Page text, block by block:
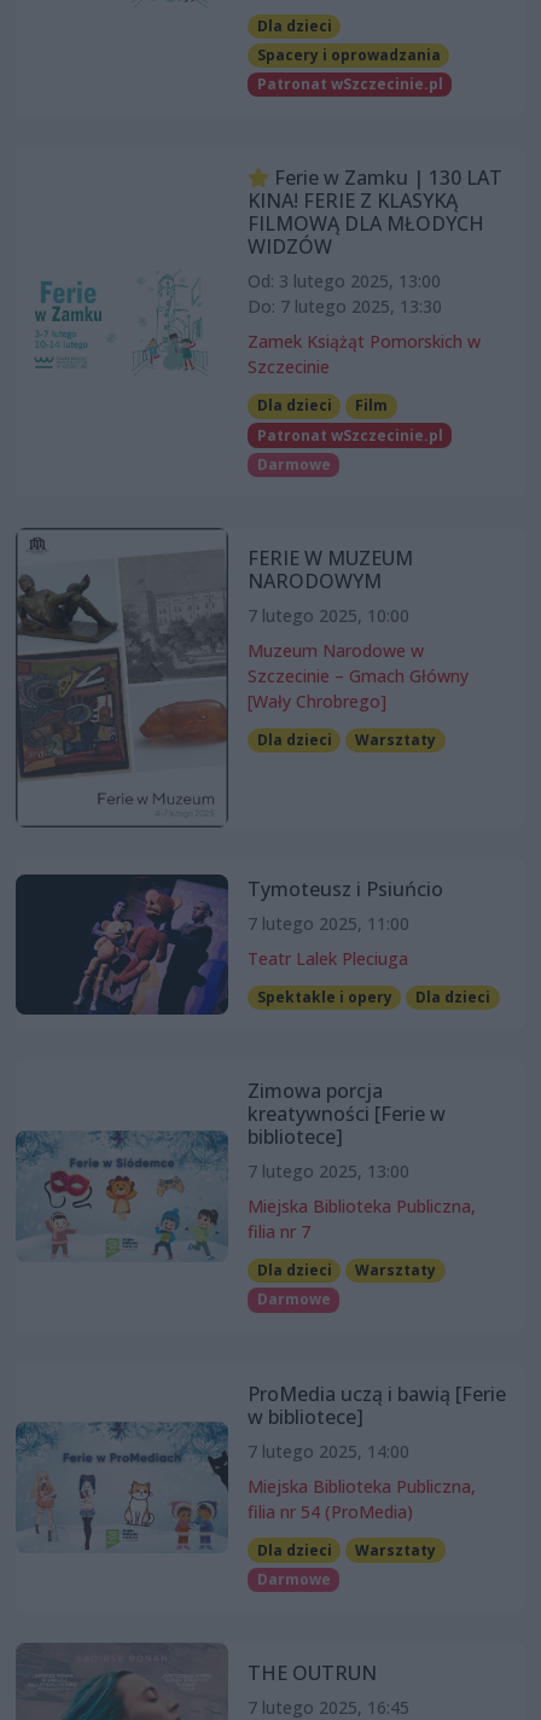
Dla dzieci
Spacery i oprowadzania
Patronat wSzczecinie.pl
Ferie w Zamku | 130 LAT
KINA! FERIE Z KLASYKĄ
FILMOWĄ DLA MŁODYCH
WIDZÓW
Od: 3 lutego 2025, 13:00
Do: 7 lutego 2025, 13:30
Zamek Książąt Pomorskich w
Szczecinie
Dla dzieci
Film
Patronat wSzczecinie.pl
Darmowe
FERIE W MUZEUM
NARODOWYM
7 lutego 2025, 10:00
Muzeum Narodowe w
Szczecinie – Gmach Główny
[Wały Chrobrego]
Dla dzieci Warsztaty
Tymoteusz i Psiuńcio
7 lutego 2025, 11:00
Teatr Lalek Pleciuga
Spektakle i opery Dla dzieci
Zimowa porcja
kreatywności [Ferie w
bibliotece]
7 lutego 2025, 13:00
Miejska Biblioteka Publiczna,
filia nr 7
Dla dzieci
Warsztaty
Darmowe
ProMedia uczą i bawią [Ferie
w bibliotece]
7 lutego 2025, 14:00
Miejska Biblioteka Publiczna,
filia nr 54 (ProMedia)
Dla dzieci
Warsztaty
Darmowe
THE OUTRUN
7 lutego 2025, 16:45